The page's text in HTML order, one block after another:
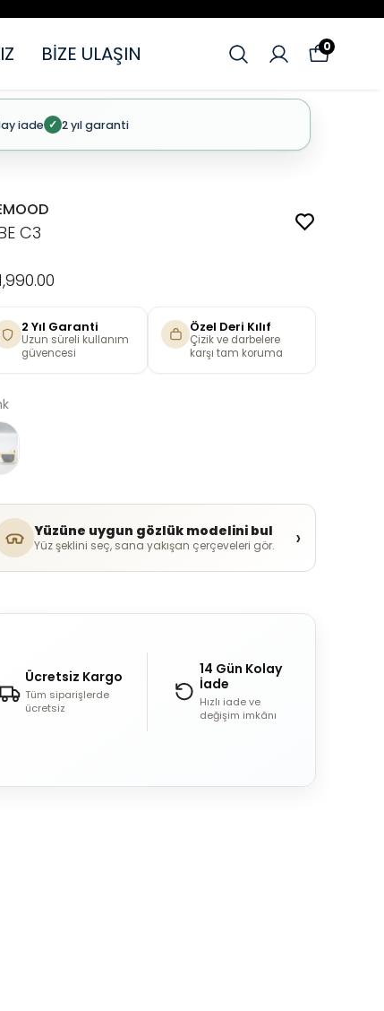
BİZE ULAŞIN 0
iade ✓ 2 yıl garanti
C3
2 Yıl Garanti
Uzun süreli kullanım
güvencesi
Özel Deri Kılıf
Çizik ve darbelere
karşı tam koruma
Yüzüne uygun gözlük modelini bul
Yüz şeklini seç, sana yakışan çerçeveleri gör. ›
Ücretsiz Kargo
Tüm siparişlerde
ücretsiz
14 Gün Kolay
İade
Hızlı iade ve
değişim imkânı